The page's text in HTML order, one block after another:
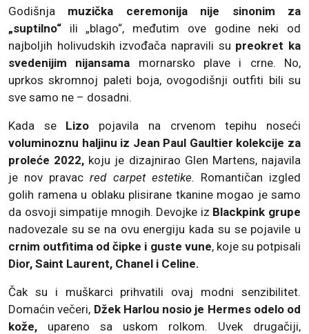
Godišnja muzička ceremonija nije sinonim za
„suptilno“ ili „blago“, međutim ove godine neki od
najboljih holivudskih izvođača napravili su preokret ka
svedenijim nijansama mornarsko plave i crne. No,
uprkos skromnoj paleti boja, ovogodišnji outfiti bili su
sve samo ne – dosadni.
Kada se Lizo pojavila na crvenom tepihu noseći
voluminoznu haljinu iz Jean Paul Gaultier kolekcije za
proleće 2022, koju je dizajnirao Glen Martens, najavila
je nov pravacred carpet estetike. Romantičan izgled
golih ramena u oblaku plisirane tkanine mogao je samo
da osvoji simpatije mnogih. Devojke iz Blackpink grupe
nadovezale su se na ovu energiju kada su se pojavile u
crnim outfitima od čipke i guste vune, koje su potpisali
Dior, Saint Laurent, Chanel i Celine.
Čak su i muškarci prihvatili ovaj modni senzibilitet.
Domaćin večeri, Džek Harlou nosio je Hermes odelo od
kože, upareno sa uskom rolkom. Uvek drugačiji,